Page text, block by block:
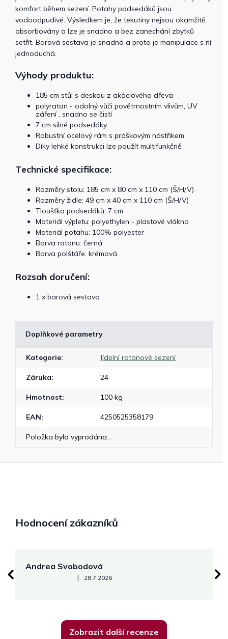
komfort během sezení. Potahy podsedáků jsou
vodoodpudivé. Výsledkem je, že tekutiny nejsou okamžitě
absorbovány a lze je snadno a bez zanechání zbytků
setřít. Barová sestava je snadná a proto je manipulace s ní
jednoduchá.
Výhody produktu:
185 cm stůl s deskou z akáciového dřeva
polyratan - odolný vůči povětrnostním vlivům, UV
záření , snadno se čistí
7 cm silné podsedáky
Robustní ocelový rám s práškovým nástřikem
Díky lehké konstrukci lze použít multifunkčně
Technické specifikace:
Rozměry stolu: 185 cm x 80 cm x 110 cm (Š/H/V)
Rozměry židle: 49 cm x 40 cm x 110 cm (Š/H/V)
Tloušťka podsedáků: 7 cm
Materiál výpletu: polyethylen - plastové vlákno
Materiál potahu: 100% polyester
Barva ratanu: černá
Barva polštáře: krémová
Rozsah doručení:
1 x barová sestava
Doplňkové parametry
Kategorie: Jídelní ratanové sezení
Záruka: 24
Hmotnost: 100 kg
EAN: 4250525358179
Položka byla vyprodána…
Hodnocení zákazníků
Andrea Svobodová
Hodnocení obchodu je 5 z 5 hvězdiček.
| 28.7.2026
Zobrazit další recenze